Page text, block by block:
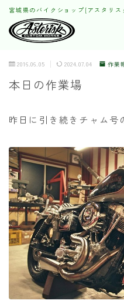
宮城県のバイクショップ[アスタリス
2016.06.05 2024.07.04 作業
本日の作業場
昨日に引き続きチャム号